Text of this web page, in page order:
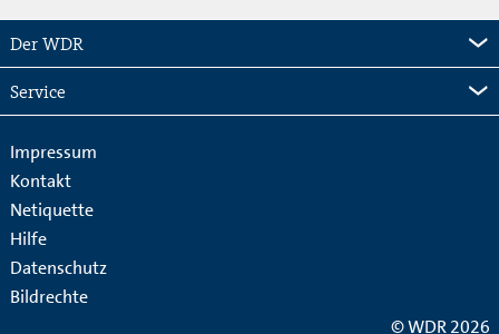
Der WDR
Service
Impressum
Kontakt
Netiquette
Hilfe
Datenschutz
Bildrechte
© WDR 2026